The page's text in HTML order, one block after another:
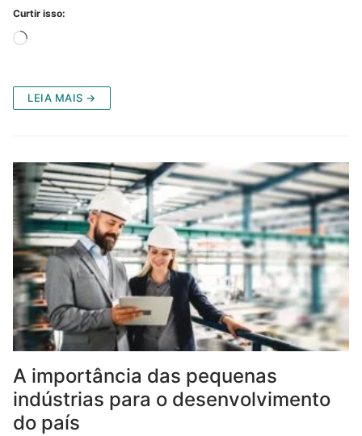
Curtir isso:
Carregando...
LEIA MAIS →
A importância das pequenas
indústrias para o desenvolvimento
do país